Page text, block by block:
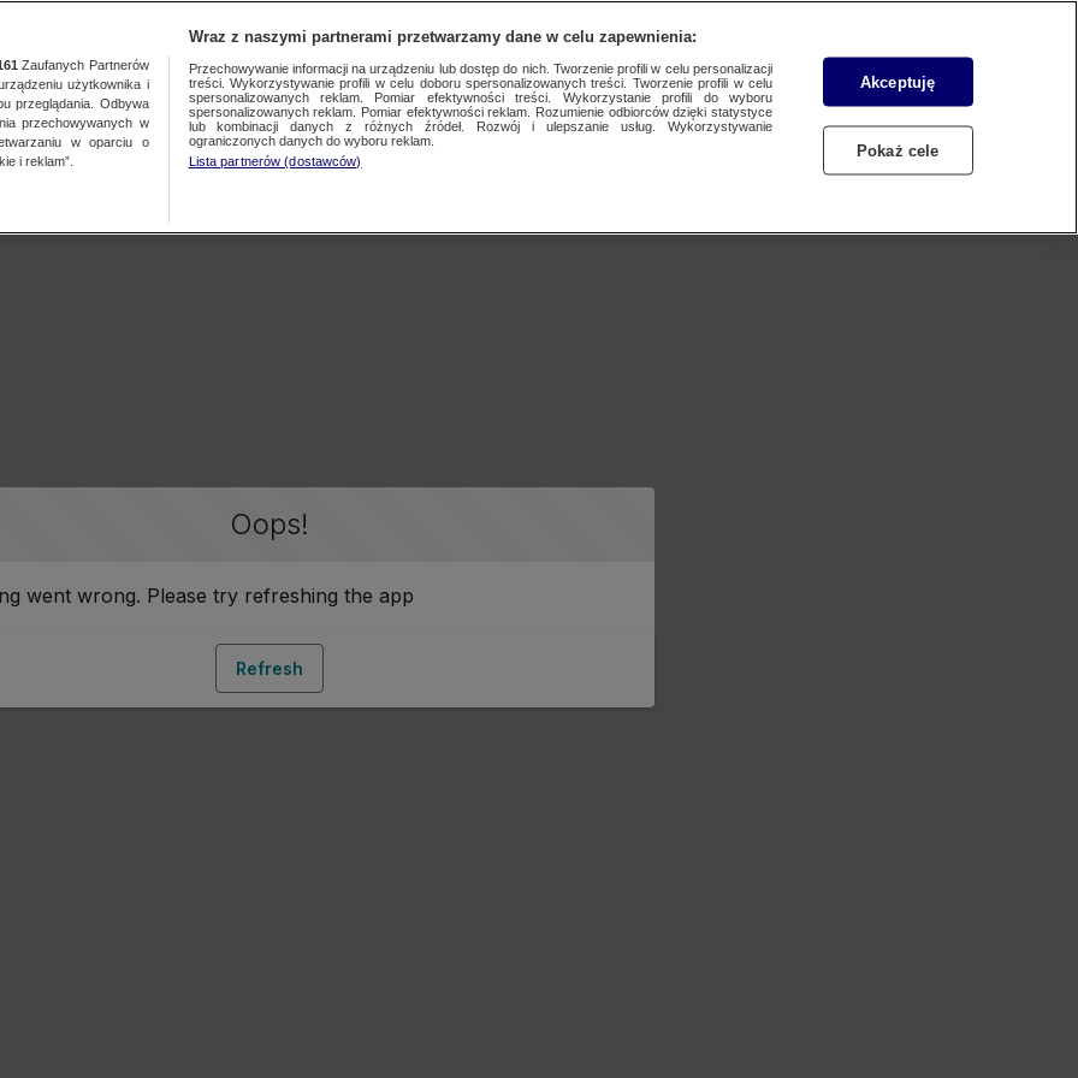
Oops!
went wrong. Please try refreshing the app
Refresh
Zaufanych Partnerów
użytkownika i
przeglądania. Odbywa
przechowywanych w
w oparciu o
i reklam”.
Wraz z naszymi partnerami przetwarzamy dane w celu zapewnienia:
Przechowywanie informacji na urządzeniu lub dostęp do nich. Tworzenie profili w celu personalizacji
treści. Wykorzystywanie profili w celu doboru spersonalizowanych treści. Tworzenie profili w celu
spersonalizowanych reklam. Pomiar efektywności treści. Wykorzystanie profili do wyboru
spersonalizowanych reklam. Pomiar efektywności reklam. Rozumienie odbiorców dzięki statystyce
lub kombinacji danych z różnych źródeł. Rozwój i ulepszanie usług. Wykorzystywanie
ograniczonych danych do wyboru reklam.
Lista partnerów (dostawców)
Akceptuję
Pokaż cele